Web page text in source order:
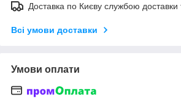
Доставка по Києву службою доставки
Всі умови доставки
Умови оплати